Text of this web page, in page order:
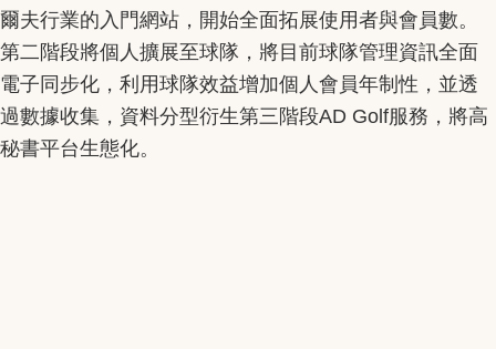
爾夫行業的入門網站，開始全面拓展使用者與會員數。
第二階段將個人擴展至球隊，將目前球隊管理資訊全面
電子同步化，利用球隊效益增加個人會員年制性，並透
過數據收集，資料分型衍生第三階段AD Golf服務，將高
秘書平台生態化。